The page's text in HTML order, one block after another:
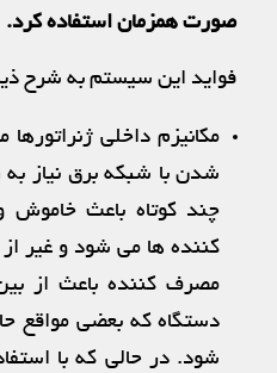
صورت همزمان استفاده کرد.
فواید این سیستم به شرح
مكانیزم داخلی
شدن با شبکه برق نیاز به
چند كوتاه باعث
كننده ها می شود و غیر
مصرف كننده باعث از
دستگاه كه بعضی مواقع
شود. در حالی كه با